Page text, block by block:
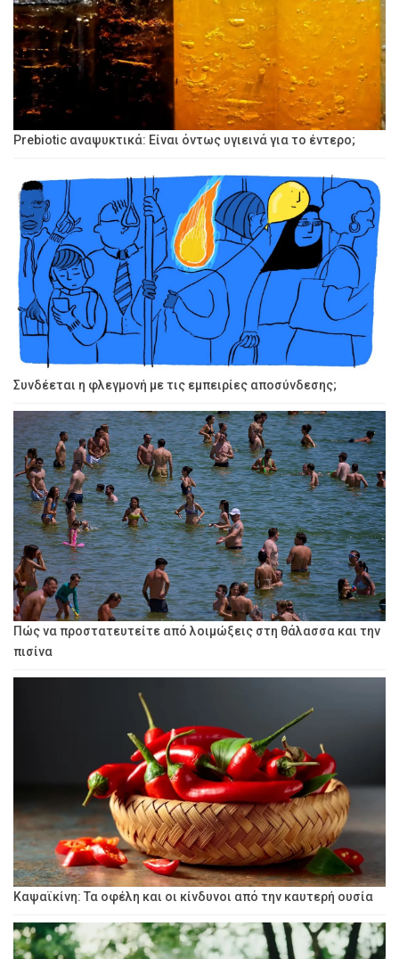
Prebiotic αναψυκτικά: Είναι όντως υγιεινά για το έντερο;
Συνδέεται η φλεγμονή με τις εμπειρίες αποσύνδεσης;
Πώς να προστατευτείτε από λοιμώξεις στη θάλασσα και την
πισίνα
Καψαϊκίνη: Τα οφέλη και οι κίνδυνοι από την καυτερή ουσία